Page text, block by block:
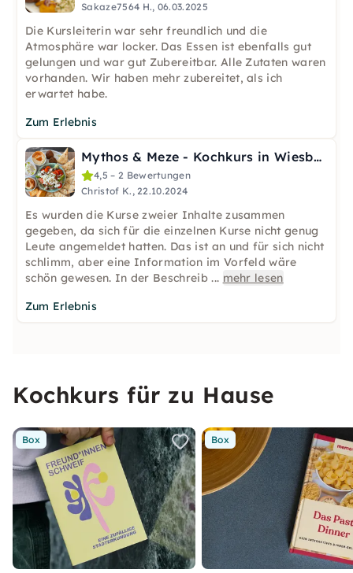
Sakaze7564 H., 06.03.2025
Die Kursleiterin war sehr freundlich und die
Atmosphäre war locker. Das Essen ist ebenfalls gut
gelungen und war gut Zubereitbar. Alle Zutaten waren
vorhanden. Wir haben mehr zubereitet, als ich
erwartet habe.
Zum Erlebnis
Mythos & Meze - Kochkurs in Wiesbaden
4,5 – 2 Bewertungen
Christof K., 22.10.2024
Es wurden die Kurse zweier Inhalte zusammen
gegeben, da sich für die einzelnen Kurse nicht genug
Leute angemeldet hatten. Das ist an und für sich nicht
schlimm, aber eine Information im Vorfeld wäre
schön gewesen. In der Beschreib... mehr lesen
Zum Erlebnis
Kochkurs für zu Hause
Box Box